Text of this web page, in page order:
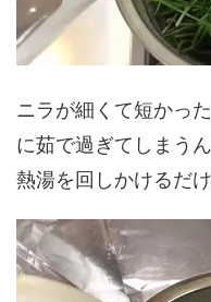
ニラが細くて短かっ
に茹で過ぎてしまう
熱湯を回しかけるだ